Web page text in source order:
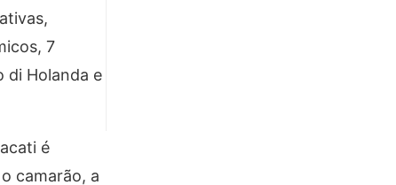
7
di Holanda e
é
camarão, a